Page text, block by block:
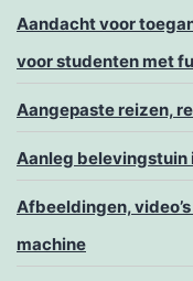
Aandacht voor
voor studenten met
Aangepaste reizen,
Aanleg belevingstuin
Afbeeldingen,
machine